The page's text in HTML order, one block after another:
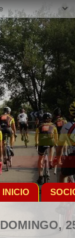
INICIO
DOMINGO,